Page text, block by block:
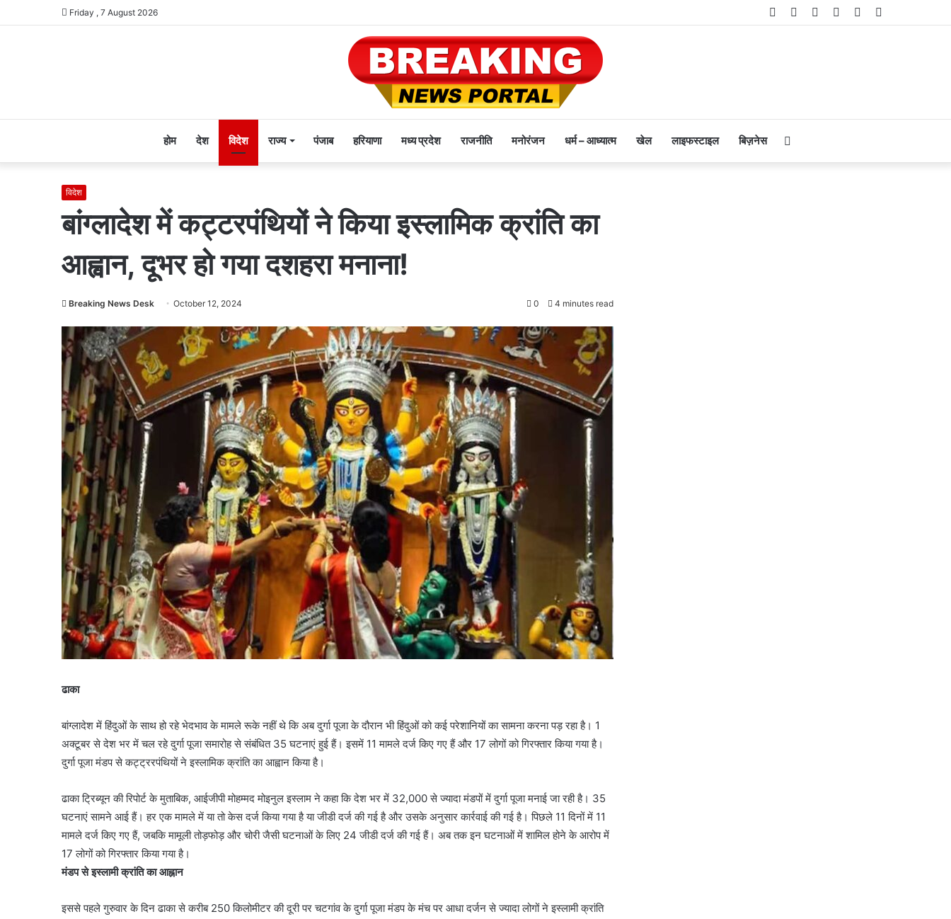
Friday , 7 August 2026 Telegram
Instagram
YouTube
Twitter
Facebook
होम देश विदेश राज्य पंजाब हरियाणा मध्य प्रदेश राजनीति मनोरंजन धर्म – आध्यात्म खेल लाइफस्टाइल बिज़नेस
विदेश
बांग्लादेश में कट्टरपंथियों ने किया इस्लामिक क्रांति का
आह्वान, दूभर हो गया दशहरा मनाना!
Breaking News Desk October 12, 2024 0 4 minutes read
ढाका
बांग्लादेश में हिंदुओं के साथ हो रहे भेदभाव के मामले रूके नहीं थे कि अब दुर्गा पूजा के दौरान भी हिंदुओं को कई परेशानियों का सामना करना पड़ रहा है। 1
अक्टूबर से देश भर में चल रहे दुर्गा पूजा समारोह से संबंधित 35 घटनाएं हुई हैं। इसमें 11 मामले दर्ज किए गए हैं और 17 लोगों को गिरफ्तार किया गया है।
दुर्गा पूजा मंडप से कट्ट्ररपंथियों ने इस्लामिक क्रांति का आह्वान किया है।
ढाका ट्रिब्यून की रिपोर्ट के मुताबिक, आईजीपी मोहम्मद मोइनुल इस्लाम ने कहा कि देश भर में 32,000 से ज्यादा मंडपों में दुर्गा पूजा मनाई जा रही है। 35
घटनाएं सामने आई हैं। हर एक मामले में या तो केस दर्ज किया गया है या जीडी दर्ज की गई है और उसके अनुसार कार्रवाई की गई है। पिछले 11 दिनों में 11
मामले दर्ज किए गए हैं, जबकि मामूली तोड़फोड़ और चोरी जैसी घटनाओं के लिए 24 जीडी दर्ज की गई हैं। अब तक इन घटनाओं में शामिल होने के आरोप में
17 लोगों को गिरफ्तार किया गया है।
मंडप से इस्लामी क्रांति का आह्नान
इससे पहले गुरुवार के दिन ढाका से करीब 250 किलोमीटर की दूरी पर चटगांव के दुर्गा पूजा मंडप के मंच पर आधा दर्जन से ज्यादा लोगों ने इस्लामी क्रांति